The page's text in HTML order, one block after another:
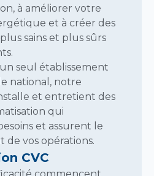
à améliorer votre
et à créer des
sains et plus sûrs
seul établissement
national, notre
et entretient des
qui
et assurent le
vos opérations.
CVC